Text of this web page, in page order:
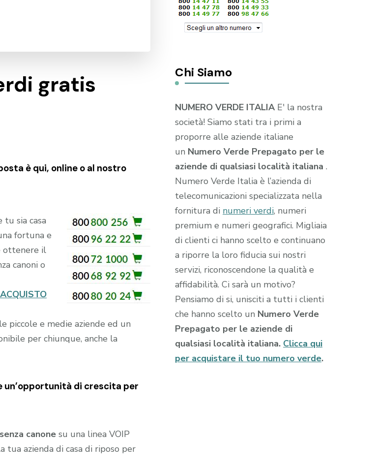
gratis
è qui, online o al nostro
tu sia casa
fortuna e
ottenere il
canoni o
ACQUISTO
piccole e medie aziende ed un
per chiunque, anche la
di crescita per
canone su una linea VOIP
azienda di casa di riposo per
Chi Siamo
NUMERO VERDE ITALIAE' la nostra
società! Siamo stati tra i primi a
proporre alle aziende italiane
un Numero Verde Prepagato per le
aziende di qualsiasi località italiana.
Numero Verde Italia è l’azienda di
telecomunicazioni specializzata nella
fornitura di numeri verdi, numeri
premium e numeri geografici. Migliaia
di clienti ci hanno scelto e continuano
a riporre la loro fiducia sui nostri
servizi, riconoscendone la qualità e
affidabilità. Ci sarà un motivo?
Pensiamo di si, unisciti a tutti i clienti
che hanno scelto un Numero Verde
Prepagato per le aziende di
qualsiasi località italiana. Clicca qui
per acquistare il tuo numero verde.